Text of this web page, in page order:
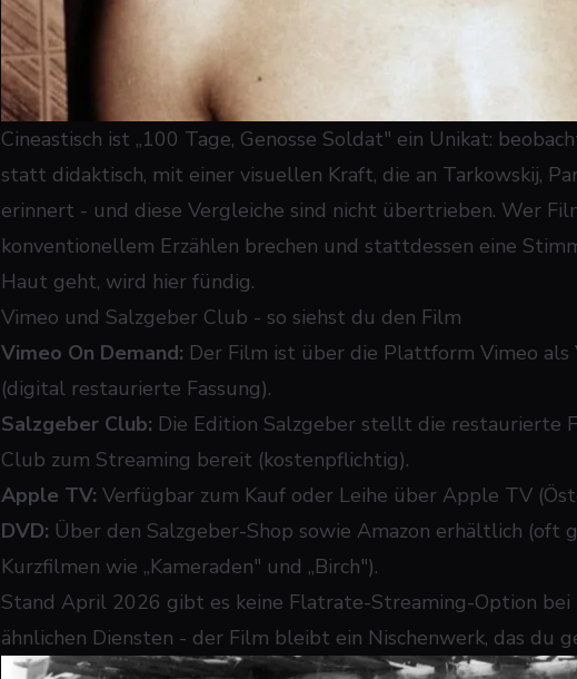
Cineastisch ist „100 Tage, Genosse Soldat" ein Unikat:
statt didaktisch, mit einer visuellen Kraft, die an Tarkowskij,
erinnert - und diese Vergleiche sind nicht übertrieben. Wer
konventionellem Erzählen brechen und stattdessen eine
Haut geht, wird hier fündig.
Vimeo und Salzgeber Club - so siehst du den Film
Vimeo On Demand: Der Film ist über die Plattform Vimeo
(digital restaurierte Fassung).
Salzgeber Club: Die Edition Salzgeber stellt die restaurierte
Club zum Streaming bereit (kostenpflichtig).
Apple TV: Verfügbar zum Kauf oder Leihe über Apple TV
DVD: Über den Salzgeber-Shop sowie Amazon erhältlich (oft
Kurzfilmen wie „Kameraden" und „Birch").
Stand April 2026 gibt es keine Flatrate-Streaming-Option
ähnlichen Diensten - der Film bleibt ein Nischenwerk, das du